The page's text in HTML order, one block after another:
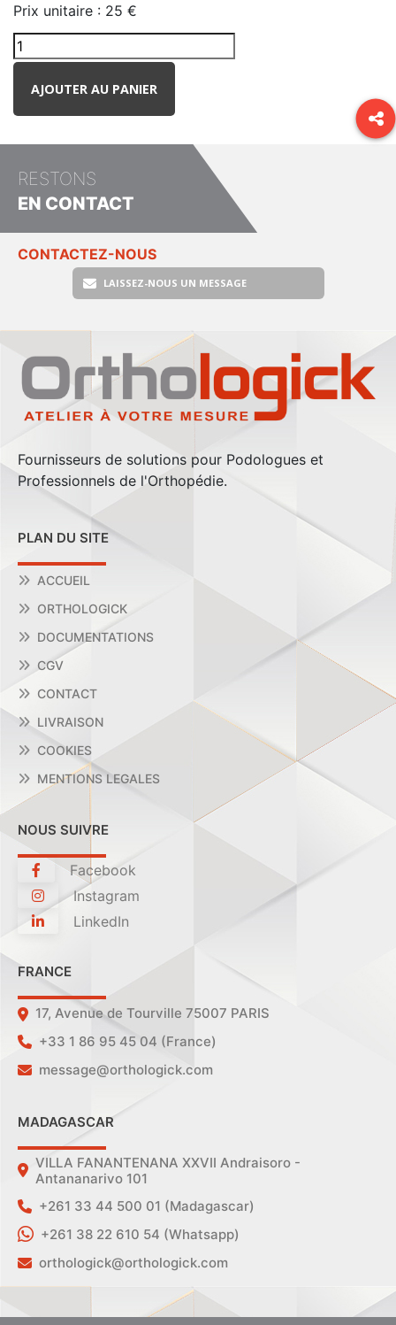
Prix unitaire : 25 €
AJOUTER AU PANIER
RESTONS
EN CONTACT
CONTACTEZ-NOUS
LAISSEZ-NOUS UN MESSAGE
Fournisseurs de solutions pour Podologues et
Professionnels de l'Orthopédie.
PLAN DU SITE
ACCUEIL
ORTHOLOGICK
DOCUMENTATIONS
CGV
CONTACT
LIVRAISON
COOKIES
MENTIONS LEGALES
NOUS SUIVRE
Facebook
Instagram
LinkedIn
FRANCE
17, Avenue de Tourville 75007 PARIS
+33 1 86 95 45 04 (France)
message@orthologick.com
MADAGASCAR
VILLA FANANTENANA XXVII Andraisoro -
Antananarivo 101
+261 33 44 500 01 (Madagascar)
+261 38 22 610 54 (Whatsapp)
orthologick@orthologick.com